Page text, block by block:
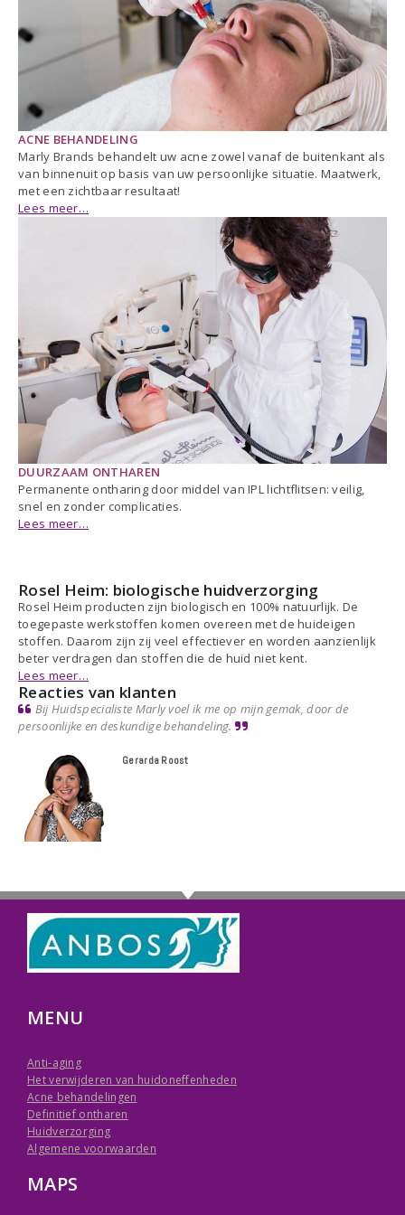
ACNE BEHANDELING
Marly Brands behandelt uw acne zowel vanaf de buitenkant als
van binnenuit op basis van uw persoonlijke situatie. Maatwerk,
met een zichtbaar resultaat!
Lees meer…
DUURZAAM ONTHAREN
Permanente ontharing door middel van IPL lichtflitsen: veilig,
snel en zonder complicaties.
Lees meer…
Rosel Heim: biologische huidverzorging
Rosel Heim producten zijn biologisch en 100% natuurlijk. De
toegepaste werkstoffen komen overeen met de huideigen
stoffen. Daarom zijn zij veel effectiever en worden aanzienlijk
beter verdragen dan stoffen die de huid niet kent.
Lees meer…
Reacties van klanten
Bij Huidspecialiste Marly voel ik me op mijn gemak, door de
persoonlijke en deskundige behandeling.
Gerarda Roost
MENU
Anti-aging
Het verwijderen van huidoneffenheden
Acne behandelingen
Definitief ontharen
Huidverzorging
Algemene voorwaarden
MAPS